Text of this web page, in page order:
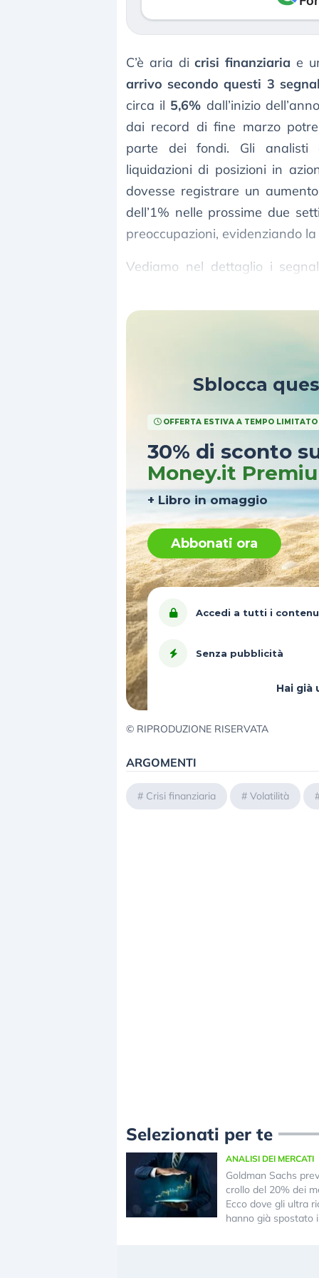
C’è aria dicrisi finanziaria e
arrivo secondo questi 3
circa il 5,6% dall’inizio
dai record di fine marzo
parte dei fondi. Gli analisti
liquidazioni di posizioni in
dovesse registrare un
dell’1% nelle prossime due
preoccupazioni, evidenziando
Vediamo nel dettaglio i
Sblocca
OFFERTA ESTIVA A TEMPO LIMITATO
30% di sconto
Money.it
+ Libro in omaggio
Abbonati ora
Accedi a tutti i
Senza pubblicità
Hai già
© RIPRODUZIONE RISERVATA
ARGOMENTI
# Crisi finanziaria # Volatilità
Selezionati per te
ANALISI DEI MERCATI
Goldman Sachs
crollo del 20% dei
Ecco dove gli ultra
hanno già spostato